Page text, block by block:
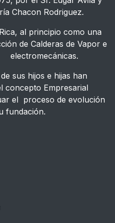
Chacon Rodriguez.
al principio como una
de Calderas de Vapor e
sus hijos e hijas han
concepto Empresarial
el proceso de evolución
fundación.